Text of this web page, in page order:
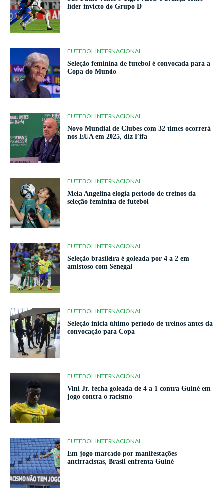
líder invicto do Grupo D
FUTEBOL INTERNACIONAL
Seleção feminina de futebol é convocada para a
Copa do Mundo
FUTEBOL INTERNACIONAL
Novo Mundial de Clubes com 32 times ocorrerá
nos EUA em 2025, diz Fifa
FUTEBOL INTERNACIONAL
Meia Angelina elogia período de treinos da
seleção feminina de futebol
FUTEBOL INTERNACIONAL
Seleção brasileira é goleada por 4 a 2 em
amistoso com Senegal
FUTEBOL INTERNACIONAL
Seleção inicia último período de treinos antes da
convocação para Copa
FUTEBOL INTERNACIONAL
Vini Jr. fecha goleada de 4 a 1 contra Guiné em
jogo contra o racismo
FUTEBOL INTERNACIONAL
Em jogo marcado por manifestações
antirracistas, Brasil enfrenta Guiné